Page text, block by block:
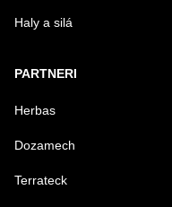
Haly a silá
PARTNERI
Herbas
Dozamech
Terrateck